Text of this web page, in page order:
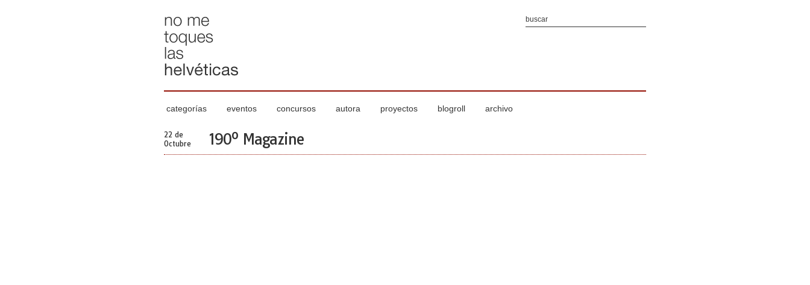
categorías eventos concursos autora proyectos blogroll archivo
22 de
Octubre
190º Magazine